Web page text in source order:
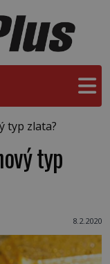
typ zlata?
typ
8.2.2020